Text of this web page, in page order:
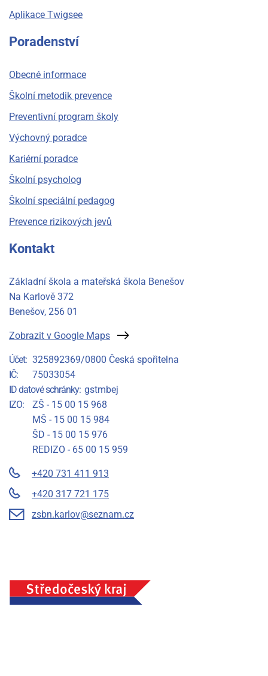
Aplikace Twigsee
Poradenství
Obecné informace
Školní metodik prevence
Preventivní program školy
Výchovný poradce
Kariérní poradce
Školní psycholog
Školní speciální pedagog
Prevence rizikových jevů
Kontakt
Základní škola a mateřská škola Benešov
Na Karlově 372
Benešov, 256 01
Zobrazit v Google Maps
Účet
325892369/0800 Česká spořitelna
IČ
75033054
ID datové schránky gstmbej
IZO
ZŠ - 15 00 15 968
MŠ - 15 00 15 984
ŠD - 15 00 15 976
REDIZO - 65 00 15 959
+420 731 411 913
+420 317 721 175
zsbn.karlov@seznam.cz